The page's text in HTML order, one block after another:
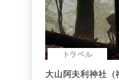
トラベル
大山阿夫利神社